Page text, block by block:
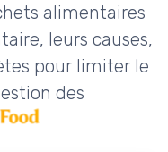
alimentaires
leurs causes,
pour limiter le
des